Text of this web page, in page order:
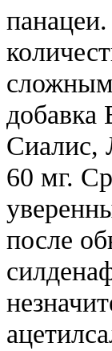
добавка
Сиалис,
60 мг.
после